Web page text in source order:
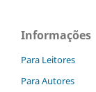
Informações
Para Leitores
Para Autores